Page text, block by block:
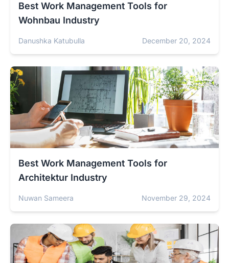
Best Work Management Tools for
Wohnbau Industry
Danushka Katubulla December 20, 2024
Best Work Management Tools for
Architektur Industry
Nuwan Sameera November 29, 2024